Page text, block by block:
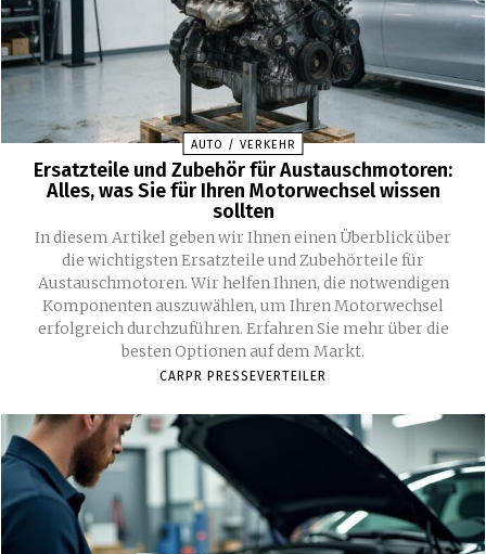
AUTO / VERKEHR
Ersatzteile und Zubehör für Austauschmotoren:
Alles, was Sie für Ihren Motorwechsel wissen
sollten
In diesem Artikel geben wir Ihnen einen Überblick über
die wichtigsten Ersatzteile und Zubehörteile für
Austauschmotoren. Wir helfen Ihnen, die notwendigen
Komponenten auszuwählen, um Ihren Motorwechsel
erfolgreich durchzuführen. Erfahren Sie mehr über die
besten Optionen auf dem Markt.
CARPR PRESSEVERTEILER